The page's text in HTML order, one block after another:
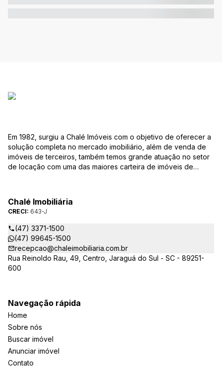
Em 1982, surgiu a Chalé Imóveis com o objetivo de oferecer a
solução completa no mercado imobiliário, além de venda de
imóveis de terceiros, também temos grande atuação no setor
de locação com uma das maiores carteira de imóveis de
Arte Imóveis. E também reavaliamos a nossa Missão, Visão e
Valores.
Chalé Imobiliária
CRECI: 643-J
(47) 3371-1500
(47) 99645-1500
recepcao@chaleimobiliaria.com.br
Rua Reinoldo Rau, 49, Centro, Jaraguá do Sul - SC - 89251-
600
Navegação rápida
Home
Sobre nós
Buscar imóvel
Anunciar imóvel
Contato